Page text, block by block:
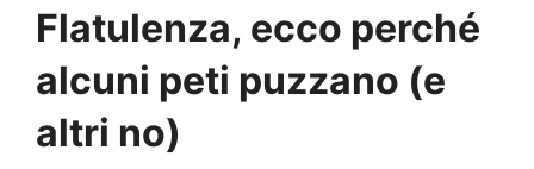
Flatulenza, ecco perché
alcuni peti puzzano (e
altri no)